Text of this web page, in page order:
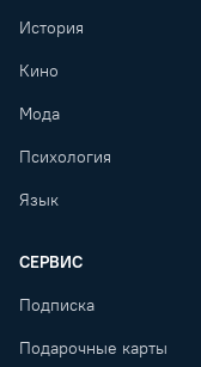
История
Кино
Мода
Психология
Язык
СЕРВИС
Подписка
Подарочные карты